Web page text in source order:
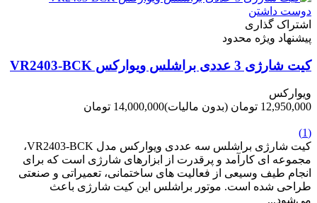
دوست داشتن
اشتراک گذاری
پیشنهاد ویژه محدود
کیت شارژی 3 عددی براشلس ویوارکس VR2403-BCK
ویوارکس
12,950,000 تومان
(بدون مالیات)14,000,000 تومان
(1)
کیت شارژی براشلس سه عددی ویوارکس مدل VR2403-BCK،
مجموعه ای کارآمد و پرقدرت از ابزارهای شارژی است که برای
انجام طیف وسیعی از فعالیت های ساختمانی، تعمیراتی و صنعتی
طراحی شده است. موتور براشلس این کیت شارژی باعث
می‌شود...